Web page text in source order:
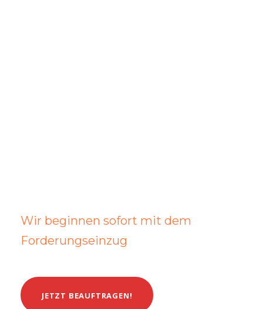
Wir beginnen sofort mit dem
Forderungseinzug
JETZT BEAUFTRAGEN!